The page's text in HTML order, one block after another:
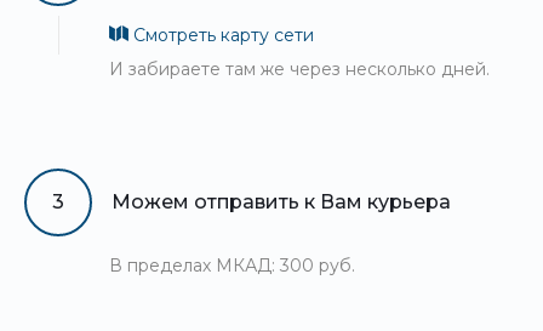
Смотреть карту сети
И забираете там же через несколько дней.
3 Можем отправить к Вам курьера
В пределах МКАД: 300 руб.